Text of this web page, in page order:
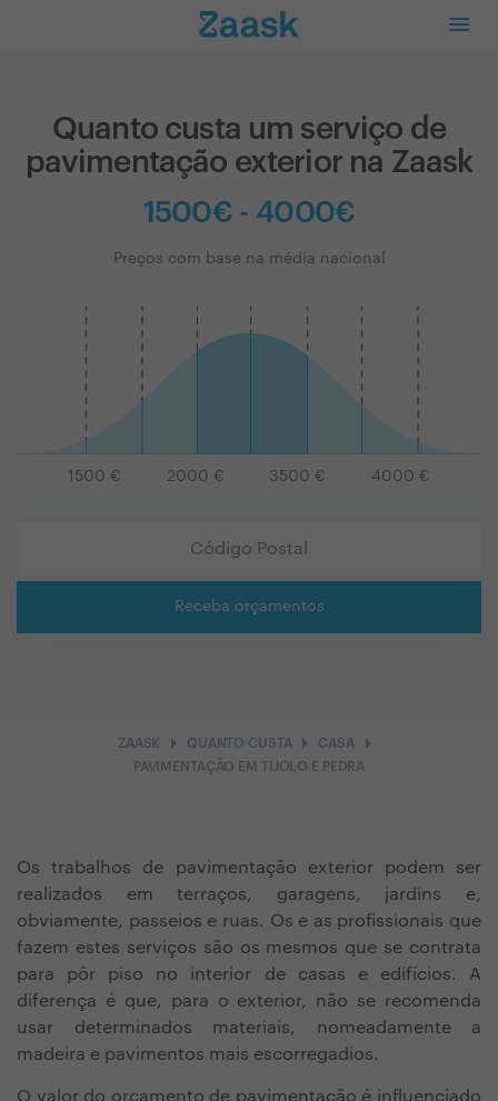
Quanto custa um serviço de
pavimentação exterior na Zaask
1500€ - 4000€
Preços com base na média nacional
1500 € 2000 € 3500 € 4000 €
Receba orçamentos
ZAASK arrow_right QUANTO CUSTAarrow_right CASAarrow_right
PAVIMENTAÇÃO EM TIJOLO E PEDRA
Os trabalhos de pavimentação exterior podem ser
realizados em terraços, garagens, jardins e,
obviamente, passeios e ruas. Os e as profissionais que
fazem estes serviços são os mesmos que se contrata
para pôr piso no interior de casas e edifícios. A
diferença é que, para o exterior, não se recomenda
usar determinados materiais, nomeadamente a
madeira e pavimentos mais escorregadios.
O valor do orçamento de pavimentação é influenciado